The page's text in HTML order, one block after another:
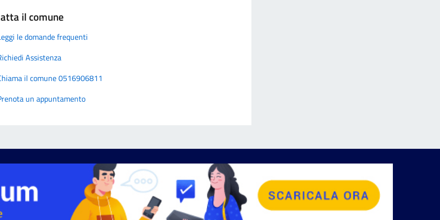
il comune
le domande frequenti
Assistenza
il comune 0516906811
un appuntamento